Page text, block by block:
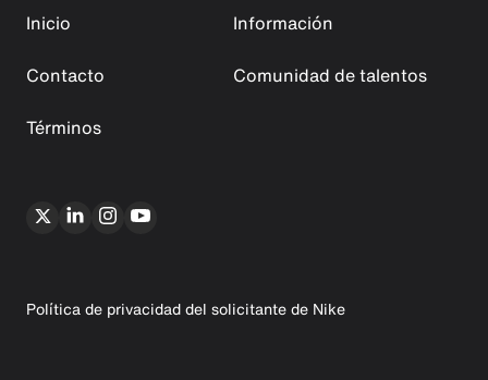
Inicio
Información
Contacto
Comunidad de talentos
Términos
Política de privacidad del solicitante de Nike